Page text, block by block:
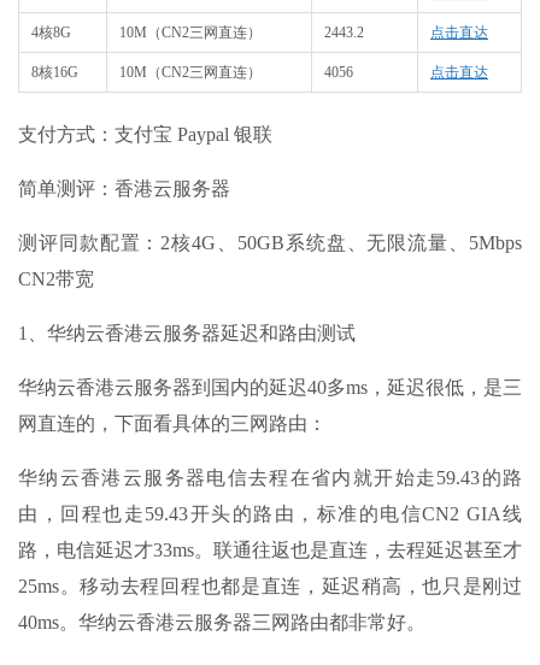
4核8G 10M（CN2三网直连） 2443.2 点击直达
8核16G 10M（CN2三网直连） 4056 点击直达
支付方式：支付宝 Paypal 银联
简单测评：香港云服务器
测评同款配置：2核4G、50GB系统盘、无限流量、5Mbps
CN2带宽
1、华纳云香港云服务器延迟和路由测试
华纳云香港云服务器到国内的延迟40多ms，延迟很低，是三
网直连的，下面看具体的三网路由：
华纳云香港云服务器电信去程在省内就开始走59.43的路
由，回程也走59.43开头的路由，标准的电信CN2 GIA线
路，电信延迟才33ms。联通往返也是直连，去程延迟甚至才
25ms。移动去程回程也都是直连，延迟稍高，也只是刚过
40ms。华纳云香港云服务器三网路由都非常好。